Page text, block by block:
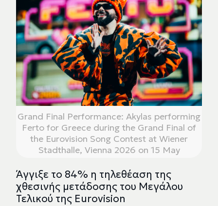
Grand Final Performance: Akylas performing
Ferto for Greece during the Grand Final of
the Eurovision Song Contest at Wiener
Stadthalle, Vienna 2026 on 15 May
Άγγιξε το 84% η τηλεθέαση της
χθεσινής μετάδοσης του Μεγάλου
Τελικού της Eurovision